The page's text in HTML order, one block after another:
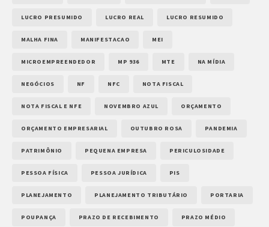
LUCRO PRESUMIDO LUCRO REAL LUCRO RESUMIDO
MALHA FINA MANIFESTACAO MEI
MICROEMPREENDEDOR MP 936 MTE NA MÍDIA
NEGÓCIOS NF NFC NOTA FISCAL
NOTA FISCAL E NFE NOVEMBRO AZUL ORÇAMENTO
ORÇAMENTO EMPRESARIAL OUTUBRO ROSA PANDEMIA
PATRIMÔNIO PEQUENA EMPRESA PERICULOSIDADE
PESSOA FÍSICA PESSOA JURÍDICA PIS
PLANEJAMENTO PLANEJAMENTO TRIBUTÁRIO PORTARIA
POUPANÇA PRAZO DE RECEBIMENTO PRAZO MÉDIO